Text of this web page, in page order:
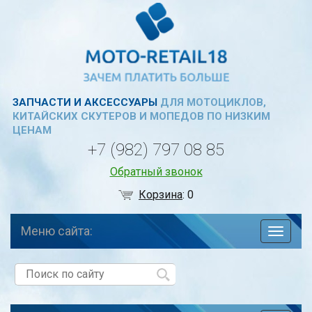
ЗАПЧАСТИ И АКСЕССУАРЫДЛЯ МОТОЦИКЛОВ,
КИТАЙСКИХ СКУТЕРОВ И МОПЕДОВ ПО НИЗКИМ
ЦЕНАМ
+7 (982) 797 08 85
Обратный звонок
Корзина:0
по
Меню сайта: